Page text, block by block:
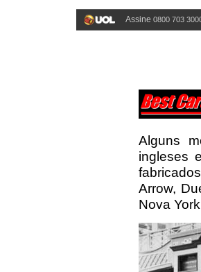
Assine 0800 703
Alguns
ingleses
Arrow,
Nova